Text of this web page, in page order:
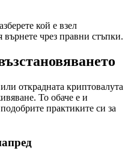
кой е взел
върнете чрез правни стъпки.
открадната криптовалута
То обаче е и
практиките си за